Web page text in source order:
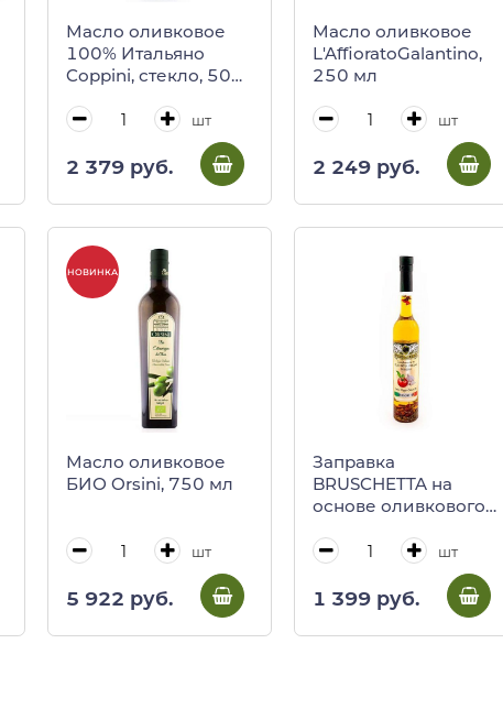
Масло оливковое
100% Итальяно
Coppini, стекло, 500
шт
2 379 руб.
Масло оливковое
L'AffioratoGalantino,
250 мл
шт
2 249 руб.
НОВИНКА
Масло оливковое
БИО Orsini, 750 мл
шт
5 922 руб.
Заправка
BRUSCHETTA на
основе оливкового
Ulivi, 100 мл (ст/бут)
шт
1 399 руб.